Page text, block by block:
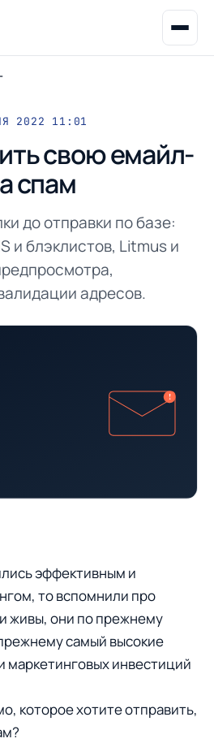
2022 11:01
свою емайл-
спам
до отправки по базе:
и блэклистов, Litmus и
адресов.
эффективным и
то вспомнили про
живы, они по прежнему
самый высокие
маркетинговых инвестиций
которое хотите отправить,